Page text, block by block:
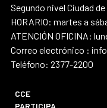
Segundo nivel Ciudad
HORARIO: martes a
ATENCIÓN OFICINA:
Correo electrónico :
Teléfono: 2377-2200
CCE